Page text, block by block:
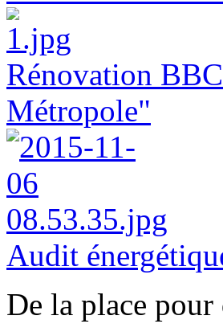
Rénovation
Métropole"
Audit
De la place